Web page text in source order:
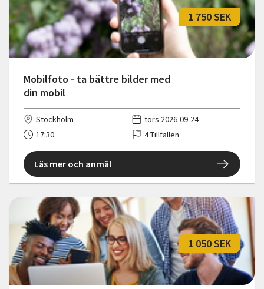
Mobilfoto - ta bättre bilder med
din mobil
1 750 SEK
Stockholm
tors 2026-09-24
17:30
4 Tillfällen
Läs mer och anmäl
1 050 SEK